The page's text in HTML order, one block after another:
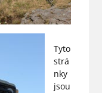
Tyto
strá
nky
jsou